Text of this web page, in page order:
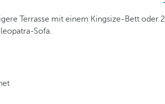
Terrasse mit einem Kingsize-Bett oder 2
Sofa.